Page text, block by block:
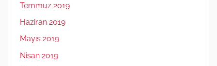
Temmuz 2019
Haziran 2019
Mayıs 2019
Nisan 2019